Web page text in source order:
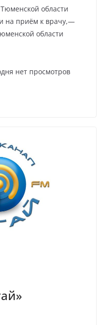
области
на приём к врачу,—
области
нет просмотров